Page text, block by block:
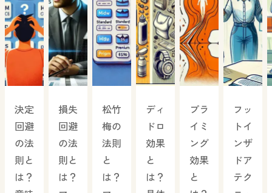
決定
回避
の法
則と
は？
損失
回避
の法
則と
は？
松竹
梅の
法則
と
は？
ディ
ドロ
効果
と
は？
プラ
イミ
ング
効果
と
フッ
トイ
ンザ
ドア
テク